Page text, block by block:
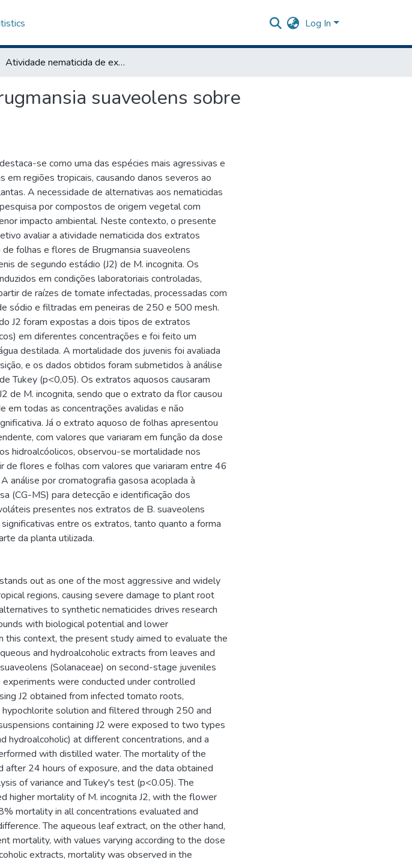
Log In
Atividade nematicida de extratos de Brugmansia suaveolens sobre Meloidogyne incognita
suaveolens sobre
se como uma das espécies mais agressivas e
em regiões tropicais, causando danos severos ao
A necessidade de alternativas aos nematicidas
por compostos de origem vegetal com
impacto ambiental. Neste contexto, o presente
avaliar a atividade nematicida dos extratos
folhas e flores de Brugmansia suaveolens
de segundo estádio (J2) de M. incognita. Os
em condições laboratoriais controladas,
de raízes de tomate infectadas, processadas com
sódio e filtradas em peneiras de 250 e 500 mesh.
J2 foram expostas a dois tipos de extratos
em diferentes concentrações e foi feito um
destilada. A mortalidade dos juvenis foi avaliada
e os dados obtidos foram submetidos à análise
Tukey (p<0,05). Os extratos aquosos causaram
de M. incognita, sendo que o extrato da flor causou
em todas as concentrações avalidas e não
Já o extrato aquoso de folhas apresentou
com valores que variaram em função da dose
hidroalcóolicos, observou-se mortalidade nos
de flores e folhas com valores que variaram entre 46
análise por cromatografia gasosa acoplada à
(CG-MS) para detecção e identificação dos
presentes nos extratos de B. suaveolens
entre os extratos, tanto quanto a forma
da planta utilizada.
out as one of the most aggressive and widely
regions, causing severe damage to plant root
to synthetic nematicides drives research
with biological potential and lower
this context, the present study aimed to evaluate the
and hydroalcoholic extracts from leaves and
(Solanaceae) on second-stage juveniles
experiments were conducted under controlled
J2 obtained from infected tomato roots,
solution and filtered through 250 and
containing J2 were exposed to two types
hydroalcoholic) at different concentrations, and a
with distilled water. The mortality of the
after 24 hours of exposure, and the data obtained
of variance and Tukey's test (p<0.05). The
higher mortality of M. incognita J2, with the flower
mortality in all concentrations evaluated and
The aqueous leaf extract, on the other hand,
mortality, with values varying according to the dose
extracts, mortality was observed in the